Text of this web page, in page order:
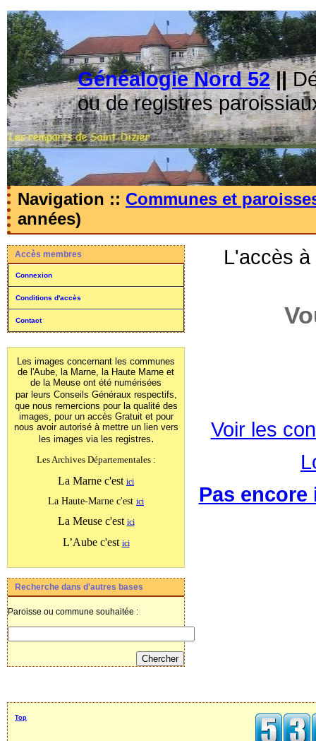
Généalogie Nord 52||
ou de registres
Navigation :: Communes et
années)
Accès membres
Connexion
Conditions d'accès
Contact
Les images concernant les communes
de l'Aube, la Marne, la Haute Marne et
de la Meuse ont été numérisées
par leurs Conseils Généraux respectifs,
que nous remercions pour la qualité des
images, pour un accès Gratuit et pour
nous avoir autorisé à mettre un lien vers
les images via les registres.
Les Archives Départementales :
La Marne c'est ici
La Haute-Marne c'est ici
La Meuse c'est ici
L’Aube c'est ici
Recherche dans d'autres bases
Paroisse ou commune souhaitée :
L'accès
Voir les
Pas
Top